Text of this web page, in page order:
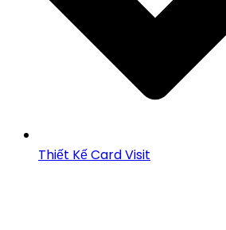
Thiết Kế Card Visit